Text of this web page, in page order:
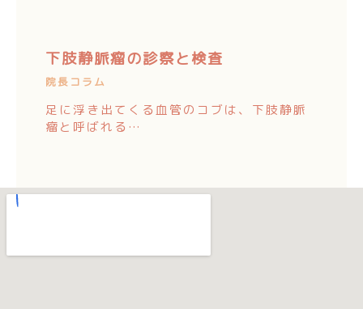
下肢静脈瘤の診察と検査
院長コラム
足に浮き出てくる血管のコブは、下肢静脈
瘤と呼ばれる…